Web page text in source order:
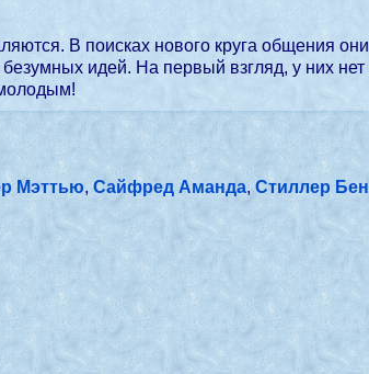
В поисках нового круга общения они
идей. На первый взгляд, у них нет
Мэттью,Сайфред Аманда,Стиллер Бен